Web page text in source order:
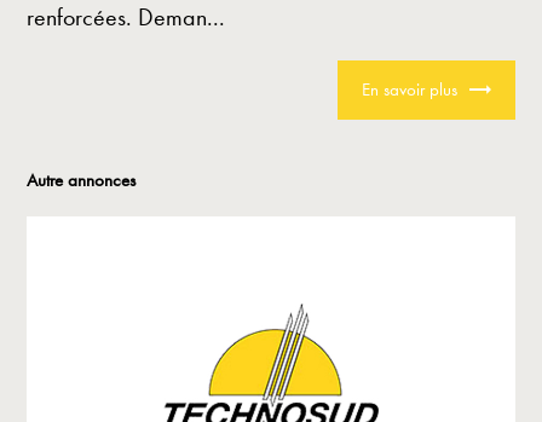
renforcées. Deman...
En savoir plus
Autre annonces